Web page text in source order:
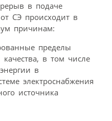
в подаче
СЭ происходит в
причинам:
пределы
качества, в том числе
в
электроснабжения
источника